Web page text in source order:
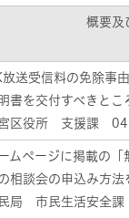
概要及
送受信料の免除事
書を交付すべきと
宮区役所 支援課
ムページに掲載の「
相談会の申込み方法
民局 市民生活安全